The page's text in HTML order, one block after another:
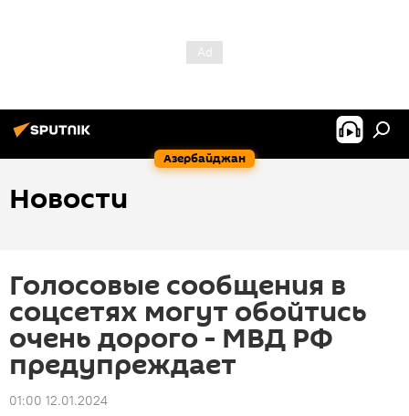
Азербайджан
Новости
Голосовые сообщения в
соцсетях могут обойтись
очень дорого - МВД РФ
предупреждает
01:00 12.01.2024